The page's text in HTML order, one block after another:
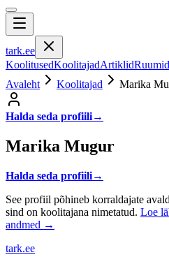
tark.ee
KoolitusedKoolitajadArtiklid
Avaleht
Koolitajad Marika
Halda seda profiili→
Marika Mugur
Halda seda profiili→
See profiil põhineb korraldajate
sind on koolitajana nimetatud. Loe
andmed →
tark.ee